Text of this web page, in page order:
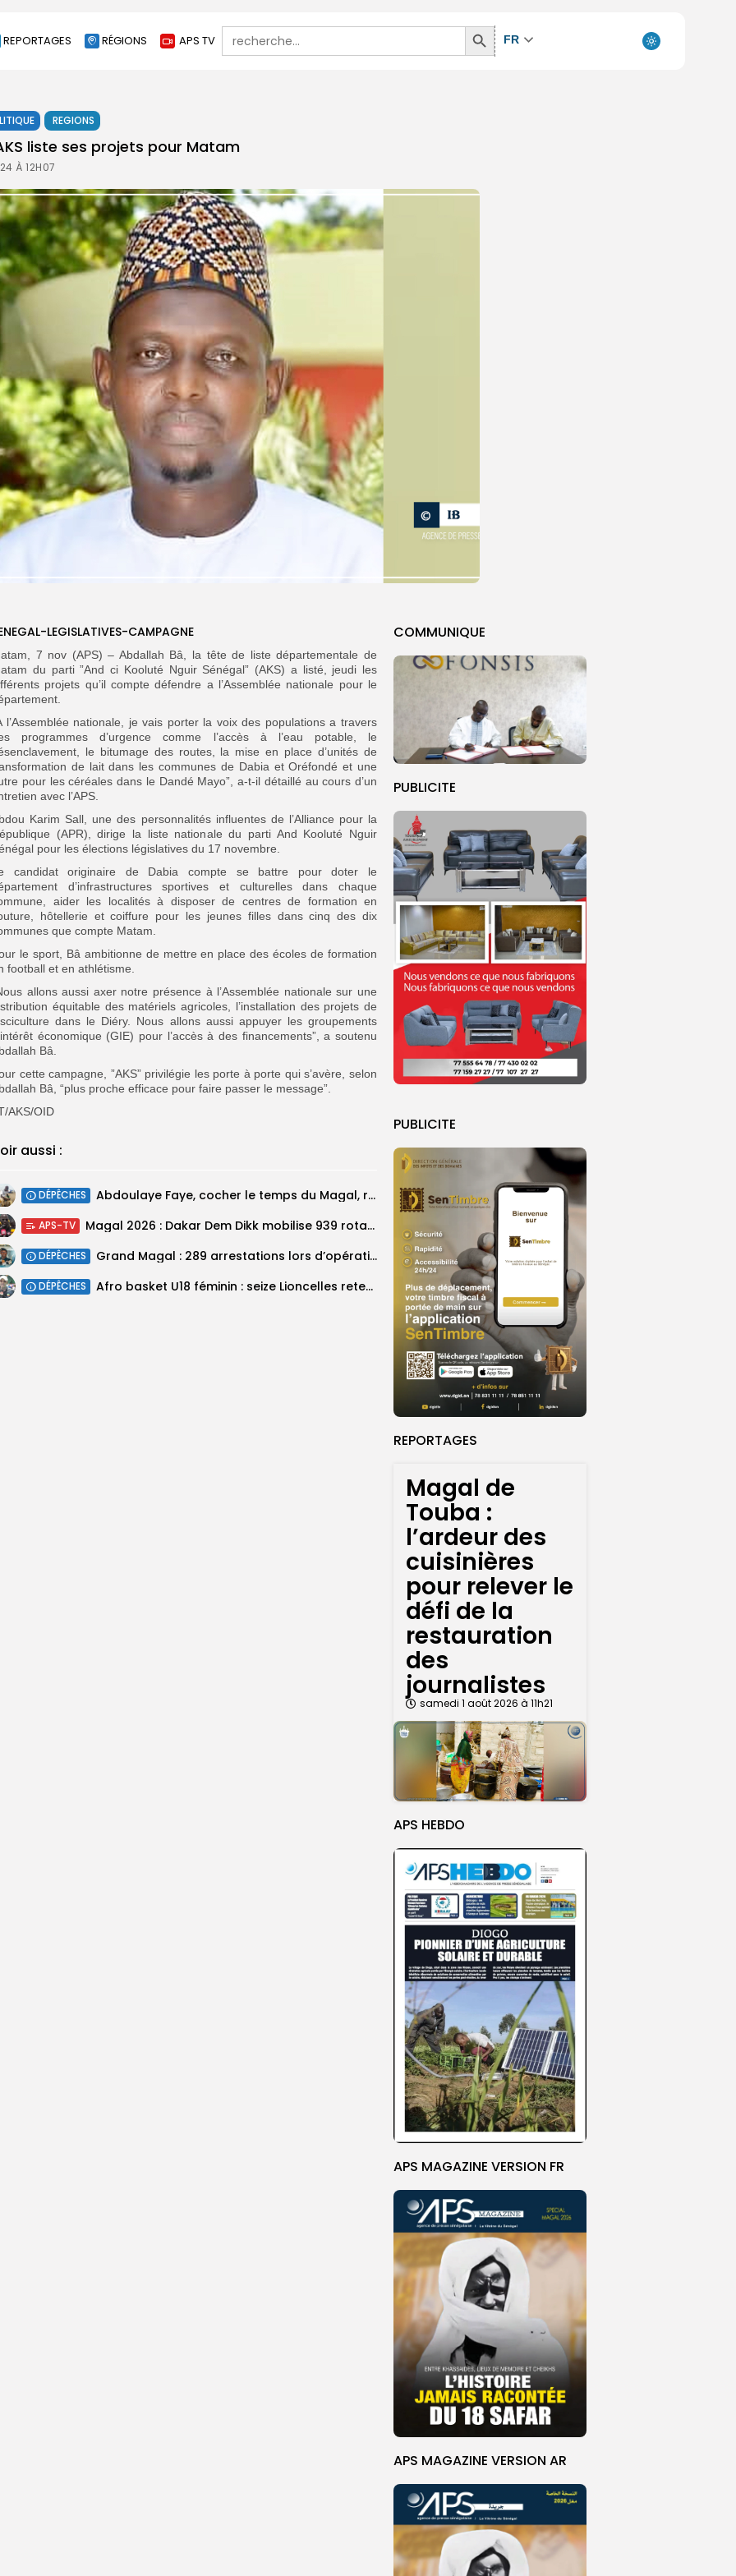
REPORTAGES RÉGIONS APS TV
Search
for:
Search
Button
FR
REGIONS
liste ses projets pour Matam
À 12H07
COMMUNIQUE
PUBLICITE
PUBLICITE
REPORTAGES
Magal de
Touba :
l’ardeur des
cuisinières
pour relever le
défi de la
restauration
des
journalistes
samedi 1 août 2026 à 11h21
APS HEBDO
APS MAGAZINE VERSION FR
APS MAGAZINE VERSION AR
LEGISLATIVES-CAMPAGNE
7 nov (APS) – Abdallah Bâ, la tête de liste départementale de
du parti ”And ci Kooluté Nguir Sénégal” (AKS) a listé, jeudi les
projets qu’il compte défendre a l’Assemblée nationale pour le
l’Assemblée nationale, je vais porter la voix des populations a travers
programmes d’urgence comme l’accès à l’eau potable, le
le bitumage des routes, la mise en place d’unités de
de lait dans les communes de Dabia et Oréfondé et une
pour les céréales dans le Dandé Mayo”, a-t-il détaillé au cours d’un
avec l’APS.
Karim Sall, une des personnalités influentes de l’Alliance pour la
(APR), dirige la liste nationale du parti And Kooluté Nguir
pour les élections législatives du 17 novembre.
candidat originaire de Dabia compte se battre pour doter le
d’infrastructures sportives et culturelles dans chaque
aider les localités à disposer de centres de formation en
hôtellerie et coiffure pour les jeunes filles dans cinq des dix
que compte Matam.
le sport, Bâ ambitionne de mettre en place des écoles de formation
football et en athlétisme.
allons aussi axer notre présence à l’Assemblée nationale sur une
équitable des matériels agricoles, l’installation des projets de
dans le Diéry. Nous allons aussi appuyer les groupements
économique (GIE) pour l’accès à des financements”, a soutenu
Bâ.
cette campagne, ”AKS” privilégie les porte à porte qui s’avère, selon
Bâ, “plus proche efficace pour faire passer le message”.
AKS/OID
aussi :
DÉPÊCHES Abdoulaye Faye, cocher le temps du Magal, rêve d’un lendemain meilleur
APS-TV Magal 2026 : Dakar Dem Dikk mobilise 939 rotations et transporte près...
DÉPÊCHES Grand Magal : 289 arrestations lors d’opérations préventives de sécurisation
DÉPÊCHES ‎Afro basket U18 féminin : seize Lioncelles retenues pour l’étape finale de...